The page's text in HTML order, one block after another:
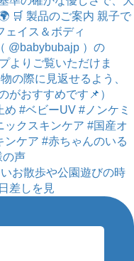
お散歩や公園遊びの時
差しを見